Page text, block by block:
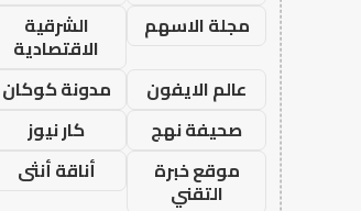
مجلة الاسهم
الشرقية
الاقتصادية
عالم الايفون
مدونة كوكان
صحيفة نهج
كار نيوز
موقع خبرة
التقني
أناقة أنثى